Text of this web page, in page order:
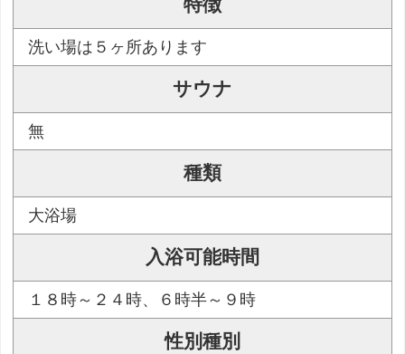
特徴
洗い場は５ヶ所あります
サウナ
無
種類
大浴場
入浴可能時間
１８時～２４時、６時半～９時
性別種別